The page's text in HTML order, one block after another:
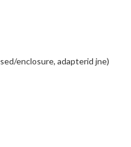
enclosure, adapterid jne)